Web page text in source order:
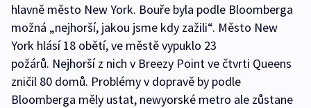
hlavně město New York. Bouře byla podle Bloomberga
možná „nejhorší, jakou jsme kdy zažili“. Město New
York hlásí 18 obětí, ve městě vypuklo 23
požárů. Nejhorší z nich v Breezy Point ve čtvrti Queens
zničil 80 domů. Problémy v dopravě by podle
Bloomberga měly ustat, newyorské metro ale zůstane